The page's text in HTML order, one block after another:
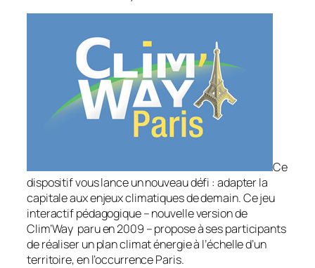
Ce
dispositif vous lance un nouveau défi : adapter la
capitale aux enjeux climatiques de demain. Ce jeu
interactif pédagogique – nouvelle version de
Clim’Way paru en 2009 – propose à ses participants
de réaliser un plan climat énergie à l’échelle d’un
territoire, en l’occurrence Paris.